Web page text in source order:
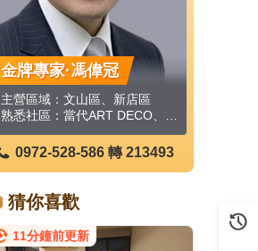
金牌專家·林耕玄
0972-528-586 轉 176199
猜你喜歡
11分鐘前更新